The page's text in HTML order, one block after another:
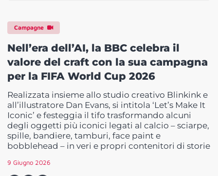
Campagne
Nell’era dell’AI, la BBC celebra il
valore del craft con la sua campagna
per la FIFA World Cup 2026
Realizzata insieme allo studio creativo Blinkink e
all’illustratore Dan Evans, si intitola ‘Let’s Make It
Iconic’ e festeggia il tifo trasformando alcuni
degli oggetti più iconici legati al calcio – sciarpe,
spille, bandiere, tamburi, face paint e
bobblehead – in veri e propri contenitori di storie
9 Giugno 2026